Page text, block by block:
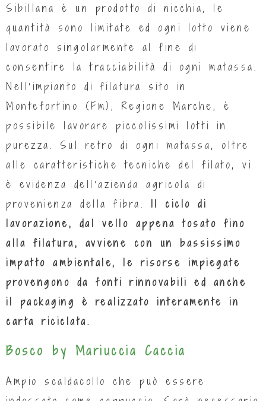
Sibillana è un prodotto di nicchia, le
quantità sono limitate ed ogni lotto viene
lavorato singolarmente al fine di
consentire la tracciabilità di ogni matassa.
Nell’impianto di filatura sito in
Montefortino (Fm), Regione Marche, è
possibile lavorare piccolissimi lotti in
purezza. Sul retro di ogni matassa, oltre
alle caratteristiche tecniche del filato, vi
è evidenza dell’azienda agricola di
provenienza della fibra. Il ciclo di
lavorazione, dal vello appena tosato fino
alla filatura, avviene con un bassissimo
impatto ambientale, le risorse impiegate
provengono da fonti rinnovabili ed anche
il packaging è realizzato interamente in
carta riciclata.
Bosco by Mariuccia Caccia
Ampio scaldacollo che può essere